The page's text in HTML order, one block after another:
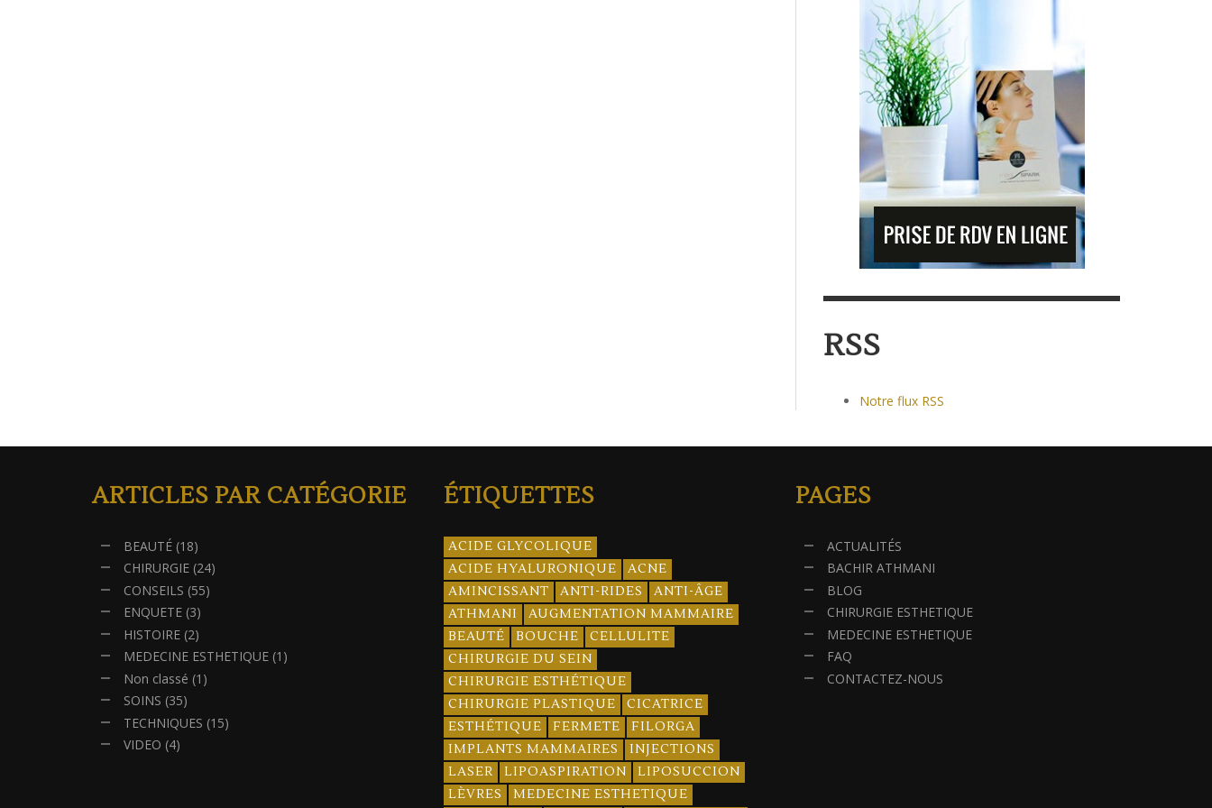
RSS
Notre flux RSS
ARTICLES PAR CATÉGORIE
BEAUTÉ (18)
CHIRURGIE (24)
CONSEILS (55)
ENQUETE (3)
HISTOIRE (2)
MEDECINE ESTHETIQUE (1)
Non classé (1)
SOINS (35)
TECHNIQUES (15)
VIDEO (4)
ÉTIQUETTES
ACIDE GLYCOLIQUE
ACIDE HYALURONIQUE
ACNE
AMINCISSANT
ANTI-RIDES
ANTI-ÂGE
ATHMANI
AUGMENTATION MAMMAIRE
BEAUTÉ
BOUCHE
CELLULITE
CHIRURGIE DU SEIN
CHIRURGIE ESTHÉTIQUE
CHIRURGIE PLASTIQUE
CICATRICE
ESTHÉTIQUE
FERMETE
FILORGA
IMPLANTS MAMMAIRES
INJECTIONS
LASER
LIPOASPIRATION
LIPOSUCCION
LÈVRES
MEDECINE ESTHETIQUE
PAGES
ACTUALITÉS
BACHIR ATHMANI
BLOG
CHIRURGIE ESTHETIQUE
MEDECINE ESTHETIQUE
FAQ
CONTACTEZ-NOUS